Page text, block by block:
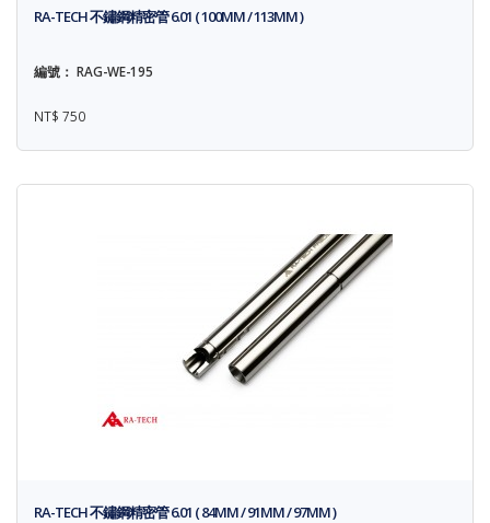
RA-TECH 不鏽鋼精密管 6.01 ( 100MM / 113MM )
編號： RAG-WE-195
NT$ 750
RA-TECH 不鏽鋼精密管 6.01 ( 84MM / 91MM / 97MM )